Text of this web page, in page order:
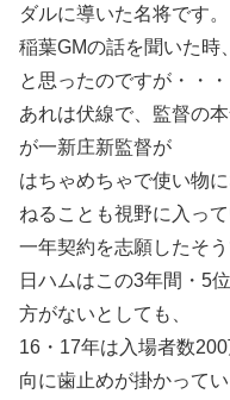
ダルに導いた名将です。
稲葉GMの話を聞いた時
と思ったのですが・・・
あれは伏線で、監督の
が一新庄新監督が
はちゃめちゃで使い物
ねることも視野に入って
一年契約を志願したそう
日ハムはこの3年間・5
方がないとしても、
16・17年は入場者数
向に歯止めが掛かってい